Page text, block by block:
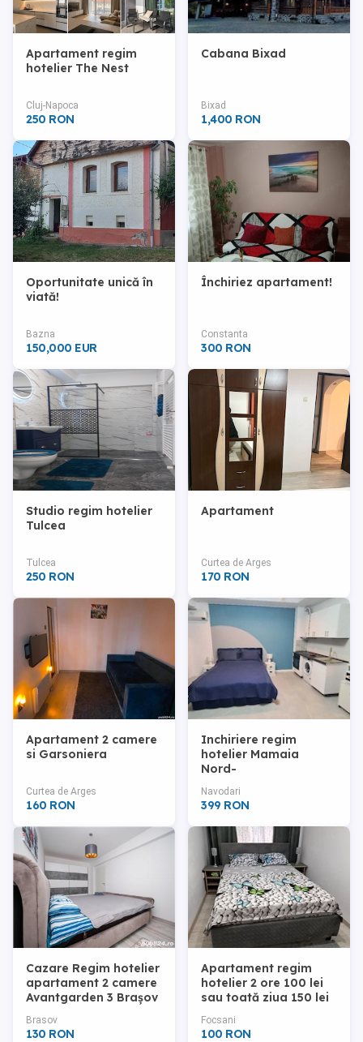
Apartament regim
hotelier The Nest
Cluj-Napoca
250 RON
Cabana Bixad
Bixad
1,400 RON
Oportunitate unică în
viată!
Bazna
150,000 EUR
Închiriez apartament!
Constanta
300 RON
Studio regim hotelier
Tulcea
Tulcea
250 RON
Apartament
Curtea de Arges
170 RON
Apartament 2 camere
si Garsoniera
Curtea de Arges
160 RON
Inchiriere regim
hotelier Mamaia
Nord-
Navodari,Parcare
gratis,30m de plaja
Navodari
399 RON
Cazare Regim hotelier
apartament 2 camere
Avantgarden 3 Brașov
Brasov
130 RON
Apartament regim
hotelier 2 ore 100 lei
sau toată ziua 150 lei
Focsani
100 RON